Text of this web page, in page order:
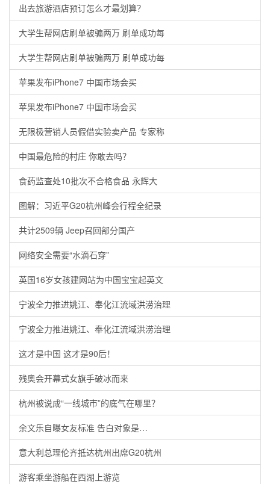
出去旅游酒店预订怎么才最划算？
大学生帮网店刷单被骗两万 刷单成功每
大学生帮网店刷单被骗两万 刷单成功每
苹果发布iPhone7 中国市场会买
苹果发布iPhone7 中国市场会买
无限极营销人员假借实验卖产品 专家称
中国最危险的村庄 你敢去吗？
食药监查处10批次不合格食品 永辉大
图解：习近平G20杭州峰会行程全纪录
共计2509辆 Jeep召回部分国产
网络安全需要“水滴石穿”
英国16岁女孩建网站为中国宝宝起英文
宁波全力推进姚江、奉化江流域洪涝治理
宁波全力推进姚江、奉化江流域洪涝治理
这才是中国 这才是90后！
残奥会开幕式女旗手破冰而来
杭州被说成“一线城市”的底气在哪里？
余文乐自曝女友标准 告白对象是…
意大利总理伦齐抵达杭州出席G20杭州
游客乘坐游船在西湖上游览